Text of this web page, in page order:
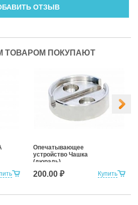
ОТЗЫВ
ТОВАРОМ ПОКУПАЮТ
Купить
Опечатывающее
устройство Чашка
(дюраль)
200.00 ₽